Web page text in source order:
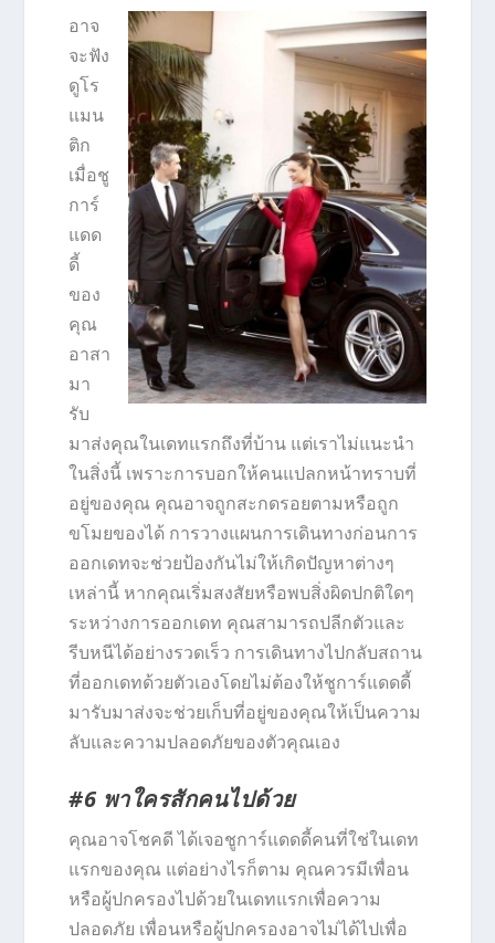
อาจ
จะฟัง
ดูโร
แมน
ติก
เมื่อชู
การ์
แดด
ดี้
ของ
คุณ
อาสา
มา
รับ
มาส่งคุณในเดทแรกถึงที่บ้าน แต่เราไม่แนะนำ
ในสิ่งนี้ เพราะการบอกให้คนแปลกหน้าทราบที่
อยู่ของคุณ คุณอาจถูกสะกดรอยตามหรือถูก
ขโมยของได้ การวางแผนการเดินทางก่อนการ
ออกเดทจะช่วยป้องกันไม่ให้เกิดปัญหาต่างๆ
เหล่านี้ หากคุณเริ่มสงสัยหรือพบสิ่งผิดปกติใดๆ
ระหว่างการออกเดท คุณสามารถปลีกตัวและ
รีบหนีได้อย่างรวดเร็ว การเดินทางไปกลับสถาน
ที่ออกเดทด้วยตัวเองโดยไม่ต้องให้ชูการ์แดดดี้
มารับมาส่งจะช่วยเก็บที่อยู่ของคุณให้เป็นความ
ลับและความปลอดภัยของตัวคุณเอง
#6 พาใครสักคนไปด้วย
คุณอาจโชคดี ได้เจอชูการ์แดดดี้คนที่ใช่ในเดท
แรกของคุณ แต่อย่างไรก็ตาม คุณควรมีเพื่อน
หรือผู้ปกครองไปด้วยในเดทแรกเพื่อความ
ปลอดภัย เพื่อนหรือผู้ปกครองอาจไม่ได้ไปเพื่อ